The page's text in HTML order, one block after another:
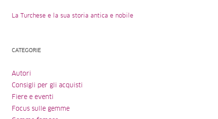
La Turchese e la sua storia antica e nobile
CATEGORIE
Autori
Consigli per gli acquisti
Fiere e eventi
Focus sulle gemme